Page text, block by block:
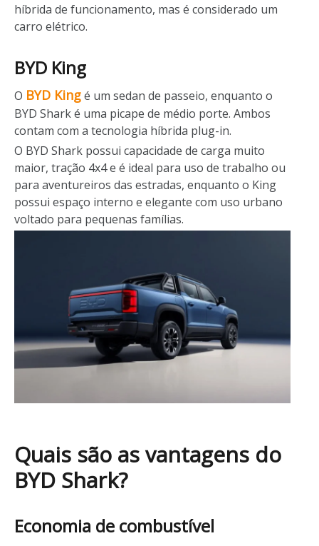
híbrida de funcionamento, mas é considerado um
carro elétrico.
BYD King
O BYD Kingé um sedan de passeio, enquanto o
BYD Shark é uma picape de médio porte. Ambos
contam com a tecnologia híbrida plug-in.
O BYD Shark possui capacidade de carga muito
maior, tração 4x4 e é ideal para uso de trabalho ou
para aventureiros das estradas, enquanto o King
possui espaço interno e elegante com uso urbano
voltado para pequenas famílias.
Quais são as vantagens do
BYD Shark?
Economia de combustível